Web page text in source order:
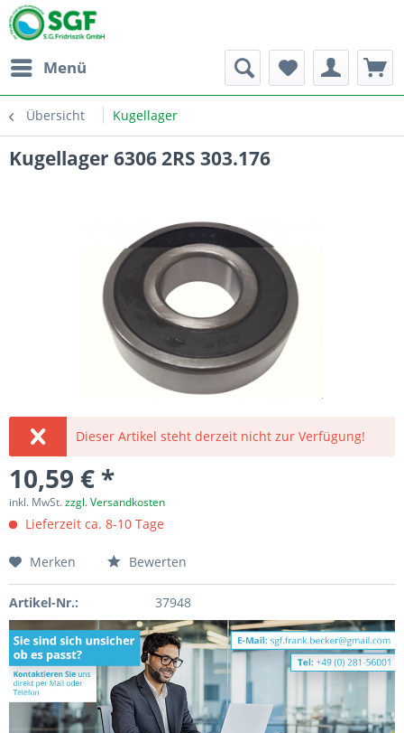
Menü
Übersicht Kugellager
Kugellager 6306 2RS 303.176
Dieser Artikel steht derzeit nicht zur Verfügung!
10,59 € *
inkl. MwSt.zzgl. Versandkosten
Lieferzeit ca. 8-10 Tage
Merken Bewerten
Artikel-Nr.: 37948